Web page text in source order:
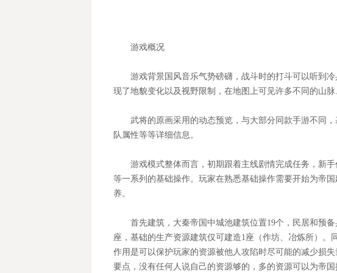
游戏概况
游戏背景国风音乐气势磅礴，战斗时的打斗可以听到
现了地貌变化以及视野限制，在地图上可见许多不同的山脉
武将的原画采用的动态预览，与大部分同款手游不同
队属性等等详细信息。
游戏模式整体而言，初期跟着主线剧情完成任务，新
等一系列的基础操作。玩家在熟悉基础操作需要开始为帝
养。
首先建筑，大秦帝国中城池建筑位置19个，民居和预
座，基础的生产资源建筑仅可建造1座（作坊、冶炼所）
作用是可以保护玩家的资源被他人攻陷时尽可能的减少损
要点，没有任何人说自己的资源够的，多的资源可以为帝国